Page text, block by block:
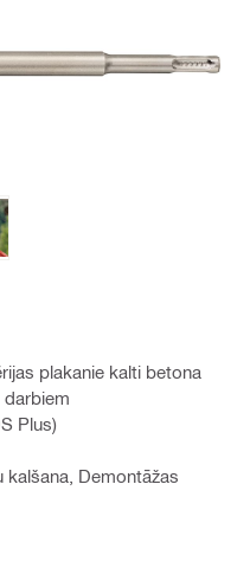
plakanie kalti betona
darbiem
Plus)
kalšana, Demontāžas